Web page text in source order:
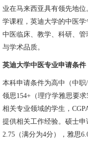
业在马来西亚具有领先地
学课程，英迪大学的中医
中医临床、教学、科研、
与学术品质。
英迪大学中医专业申请条件
本科申请条件为高中（中
领思154+（理疗学雅思要
相关专业领域的学生，
提供相关工作经验。硕士
2.75（满分为4分），雅思6.0